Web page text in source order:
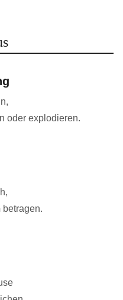
oder explodieren.